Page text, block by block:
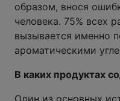
образом, внося
человека. 75% всех
вызывается именно
ароматическими
В каких продуктах
Один из основных